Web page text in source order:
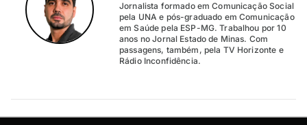
Jornalista formado em Comunicação Social
pela UNA e pós-graduado em Comunicação
em Saúde pela ESP-MG. Trabalhou por 10
anos no Jornal Estado de Minas. Com
passagens, também, pela TV Horizonte e
Rádio Inconfidência.